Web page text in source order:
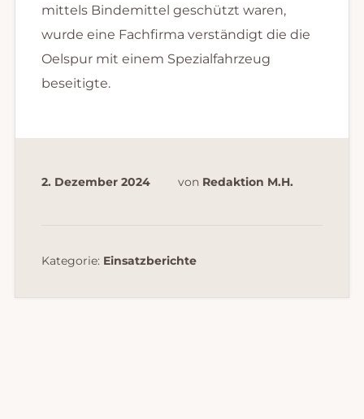
mittels Bindemittel geschützt waren,
wurde eine Fachfirma verständigt die die
Oelspur mit einem Spezialfahrzeug
beseitigte.
2. Dezember 2024 von Redaktion M.H.
Kategorie: Einsatzberichte